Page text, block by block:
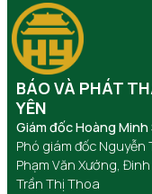
BÁO VÀ PHÁT
YÊN
Giám đốc Hoàng Minh
Phó giám đốc Nguyễn
Phạm Văn Xướng,
Trần Thị Thoa